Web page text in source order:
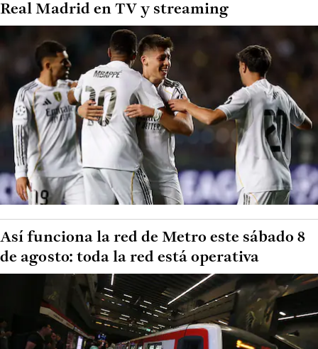
Real Madrid en TV y streaming
Así funciona la red de Metro este sábado 8
de agosto: toda la red está operativa